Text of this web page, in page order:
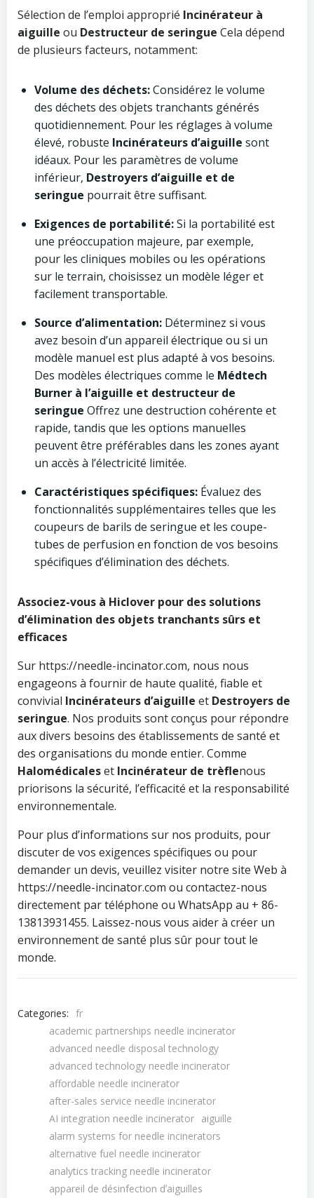
Sélection de l’emploi approprié Incinérateur à
aiguille ou Destructeur de seringue Cela dépend
de plusieurs facteurs, notamment:
Volume des déchets:Considérez le volume
des déchets des objets tranchants générés
quotidiennement. Pour les réglages à volume
élevé, robuste Incinérateurs d’aiguille sont
idéaux. Pour les paramètres de volume
inférieur, Destroyers d’aiguille et de
seringue pourrait être suffisant.
Exigences de portabilité:Si la portabilité est
une préoccupation majeure, par exemple,
pour les cliniques mobiles ou les opérations
sur le terrain, choisissez un modèle léger et
facilement transportable.
Source d’alimentation: Déterminez si vous
avez besoin d’un appareil électrique ou si un
modèle manuel est plus adapté à vos besoins.
Des modèles électriques comme le Médtech
Burner à l’aiguille et destructeur de
seringue Offrez une destruction cohérente et
rapide, tandis que les options manuelles
peuvent être préférables dans les zones ayant
un accès à l’électricité limitée.
Caractéristiques spécifiques: Évaluez des
fonctionnalités supplémentaires telles que les
coupeurs de barils de seringue et les coupe-
tubes de perfusion en fonction de vos besoins
spécifiques d’élimination des déchets.
Associez-vous à Hiclover pour des solutions
d’élimination des objets tranchants sûrs et
efficaces
Sur https://needle-incinator.com, nous nous
engageons à fournir de haute qualité, fiable et
convivial Incinérateurs d’aiguille et Destroyers de
seringue. Nos produits sont conçus pour répondre
aux divers besoins des établissements de santé et
des organisations du monde entier. Comme
Halomédicaleset Incinérateur de trèflenous
priorisons la sécurité, l’efficacité et la responsabilité
environnementale.
Pour plus d’informations sur nos produits, pour
discuter de vos exigences spécifiques ou pour
demander un devis, veuillez visiter notre site Web à
https://needle-incinator.com ou contactez-nous
directement par téléphone ou WhatsApp au + 86-
13813931455. Laissez-nous vous aider à créer un
environnement de santé plus sûr pour tout le
monde.
Categories: fr
academic partnerships needle incinerator
advanced needle disposal technology
advanced technology needle incinerator
affordable needle incinerator
after-sales service needle incinerator
AI integration needle incinerator aiguille
alarm systems for needle incinerators
alternative fuel needle incinerator
analytics tracking needle incinerator
appareil de désinfection dʼaiguilles